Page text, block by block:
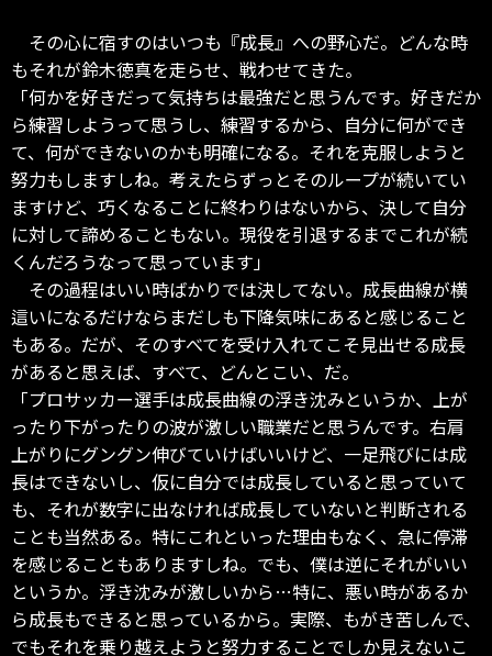
その心に宿すのはいつも『成長』への野心だ。どんな時
もそれが鈴木徳真を走らせ、戦わせてきた。
「何かを好きだって気持ちは最強だと思うんです。好きだか
ら練習しようって思うし、練習するから、自分に何ができ
て、何ができないのかも明確になる。それを克服しようと
努力もしますしね。考えたらずっとそのループが続いてい
ますけど、巧くなることに終わりはないから、決して自分
に対して諦めることもない。現役を引退するまでこれが続
くんだろうなって思っています」
その過程はいい時ばかりでは決してない。成長曲線が横
這いになるだけならまだしも下降気味にあると感じること
もある。だが、そのすべてを受け入れてこそ見出せる成長
があると思えば、すべて、どんとこい、だ。
「プロサッカー選手は成長曲線の浮き沈みというか、上が
ったり下がったりの波が激しい職業だと思うんです。右肩
上がりにグングン伸びていけばいいけど、一足飛びには成
長はできないし、仮に自分では成長していると思っていて
も、それが数字に出なければ成長していないと判断される
ことも当然ある。特にこれといった理由もなく、急に停滞
を感じることもありますしね。でも、僕は逆にそれがいい
というか。浮き沈みが激しいから…特に、悪い時があるか
ら成長もできると思っているから。実際、もがき苦しんで、
でもそれを乗り越えようと努力することでしか見えないこ